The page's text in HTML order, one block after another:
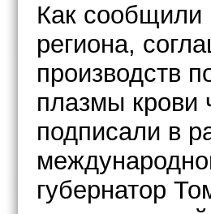
Как сообщили
региона,
производств
плазмы крови
подписали в
губернатор